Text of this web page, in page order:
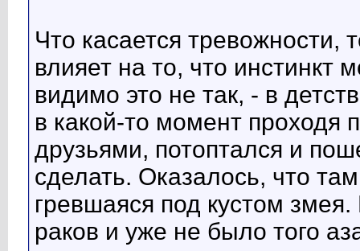
Что касается тревожности,
влияет на то, что
видимо это не так, - в
в какой-то момент проходя
друзьями, потоптался и
сделать. Оказалось, что
гревшаяся под кустом
раков и уже не было того